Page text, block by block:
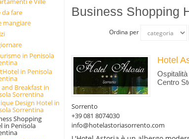
da fare
mangiare
in Penisola
in Penisola
and Breakfast in
Sorrentina
Design Hotel in
Sorrentina
Shopping
in Penisola
Business Shopping
Ordina per
Hotel
Centro
Sorrento
+39 081 8074030
info@hotelastoriasorrento.com